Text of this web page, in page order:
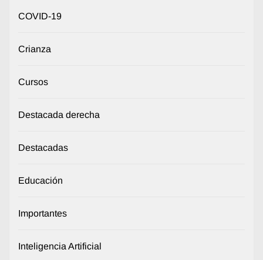
COVID-19
Crianza
Cursos
Destacada derecha
Destacadas
Educación
Importantes
Inteligencia Artificial